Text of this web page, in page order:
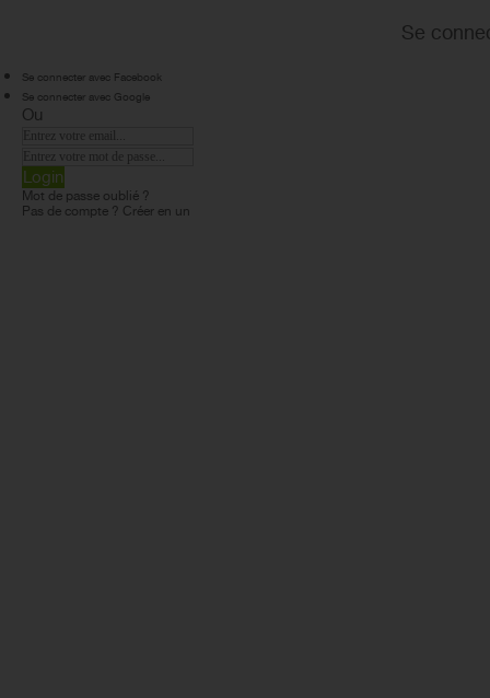
Se
Se connecter avec Facebook
Se connecter avec Google
Ou
Login
Mot de passe oublié ?
Pas de compte ? Créer en un